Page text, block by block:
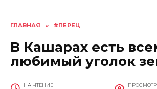
ГЛАВНАЯ » #ПЕРЕЦ
В Кашарах есть
любимый уголок
НА ЧТЕНИЕ